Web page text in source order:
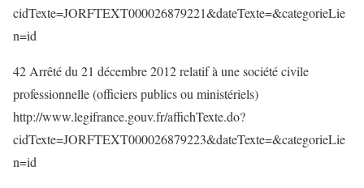
cidTexte=JORFTEXT000026879221&dateTexte=&categorieLie
n=id
42 Arrêté du 21 décembre 2012 relatif à une société civile
professionnelle (officiers publics ou ministériels)
http://www.legifrance.gouv.fr/affichTexte.do?
cidTexte=JORFTEXT000026879223&dateTexte=&categorieLie
n=id